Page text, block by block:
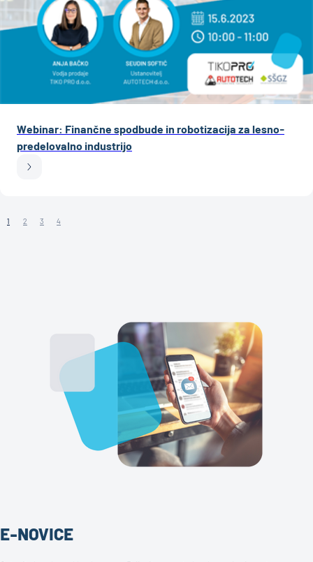
Webinar: Finančne spodbude in robotizacija za lesno-
predelovalno industrijo
1 2 3 4
E-NOVICE